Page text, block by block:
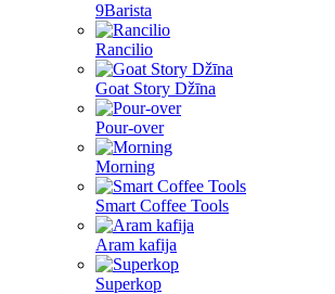
9Barista
Rancilio
Goat Story Džīna
Pour-over
Morning
Smart Coffee Tools
Aram kafija
Superkop